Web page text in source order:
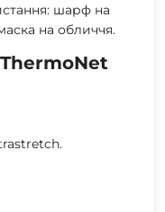
шарф на
на обличчя.